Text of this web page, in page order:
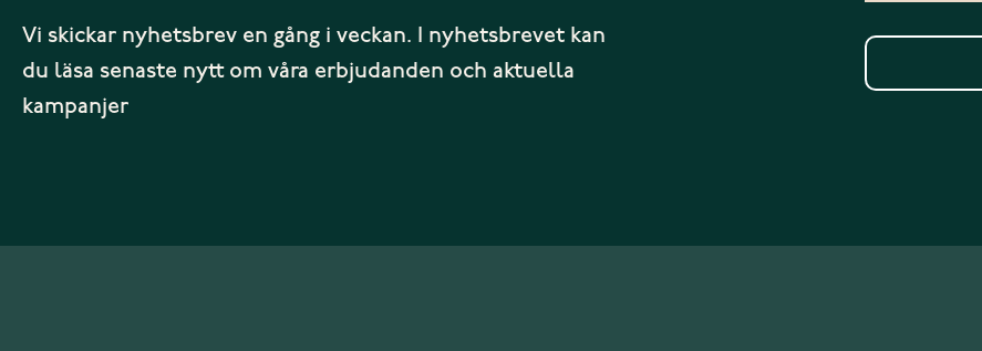
Vi skickar nyhetsbrev en gång i veckan. I nyhetsbrevet kan
du läsa senaste nytt om våra erbjudanden och aktuella
kampanjer